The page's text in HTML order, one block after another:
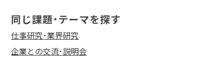
同じ課題・テーマを探す
仕事研究・業界研究
企業との交流・説明会